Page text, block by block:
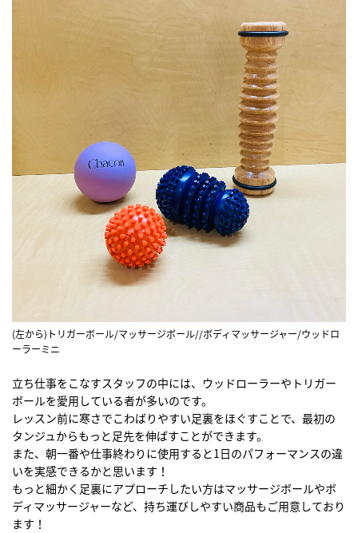
(左から)トリガーボール/マッサージボール//ボディマッサージャー/ウッドロ
ーラーミニ
立ち仕事をこなすスタッフの中には、ウッドローラーやトリガー
ボールを愛用している者が多いのです。
レッスン前に寒さでこわばりやすい足裏をほぐすことで、最初の
タンジュからもっと足先を伸ばすことができます。
また、朝一番や仕事終わりに使用すると1日のパフォーマンスの違
いを実感できるかと思います！
もっと細かく足裏にアプローチしたい方はマッサージボールやボ
ディマッサージャーなど、持ち運びしやすい商品もご用意しており
ます！